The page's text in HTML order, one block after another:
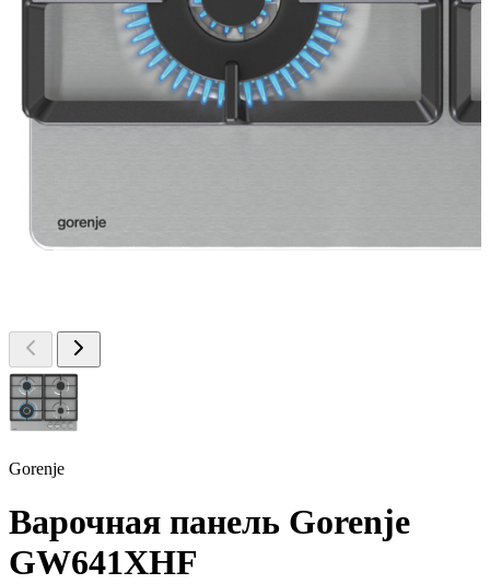
Gorenje
Варочная панель Gorenje
GW641XHF